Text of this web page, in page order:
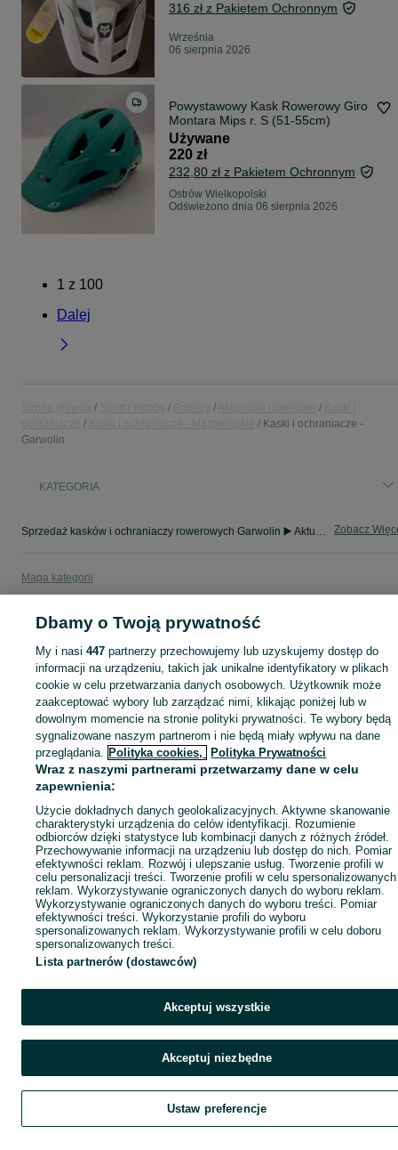
316 zł z Pakietem Ochronnym
Września
06 sierpnia 2026
Powystawowy Kask Rowerowy Giro
Montara Mips r. S (51-55cm)
Używane
220 zł
232,80 zł z Pakietem Ochronnym
Ostrów Wielkopolski
Odświeżono dnia 06 sierpnia 2026
1 z 100
Dalej
Kaski i ochraniacze -
Garwolin
KATEGORIA
Sprzedaż kasków i ochraniaczy rowerowych Garwolin ▶️ Aktualne oferty ✅ Duży wybór produktów w atrakcyjnych cenach ✌ Znajdź ogłoszenia na OLX.pl! Zobacz
Mapa kategorii
Mapa ministron
Popularne wyszukiwania
Szukaj Obserwujesz Dodaj Czat
Dbamy o Twoją prywatność
My i nasi447 partnerzy przechowujemy lub uzyskujemy dostęp do
informacji na urządzeniu, takich jak unikalne identyfikatory w plikach
cookie w celu przetwarzania danych osobowych. Użytkownik może
zaakceptować wybory lub zarządzać nimi, klikając poniżej lub w
dowolnym momencie na stronie polityki prywatności. Te wybory będą
sygnalizowane naszym partnerom i nie będą miały wpływu na dane
przeglądania. Polityka cookies, Polityka Prywatności
Wraz z naszymi partnerami przetwarzamy dane w celu
zapewnienia:
Użycie dokładnych danych geolokalizacyjnych. Aktywne skanowanie
charakterystyki urządzenia do celów identyfikacji. Rozumienie
odbiorców dzięki statystyce lub kombinacji danych z różnych źródeł.
Przechowywanie informacji na urządzeniu lub dostęp do nich. Pomiar
efektywności reklam. Rozwój i ulepszanie usług. Tworzenie profili w
celu personalizacji treści. Tworzenie profili w celu spersonalizowanych
reklam. Wykorzystywanie ograniczonych danych do wyboru reklam.
Wykorzystywanie ograniczonych danych do wyboru treści. Pomiar
efektywności treści. Wykorzystanie profili do wyboru
spersonalizowanych reklam. Wykorzystywanie profili w celu doboru
spersonalizowanych treści.
Lista partnerów (dostawców)
Akceptuj wszystkie
Akceptuj niezbędne
Ustaw preferencje